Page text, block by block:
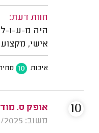
חוות דעת:
היה מ-ע-ו-
אישי,
איכות 10
אופק ס.
משוב: 26/06/2025
10